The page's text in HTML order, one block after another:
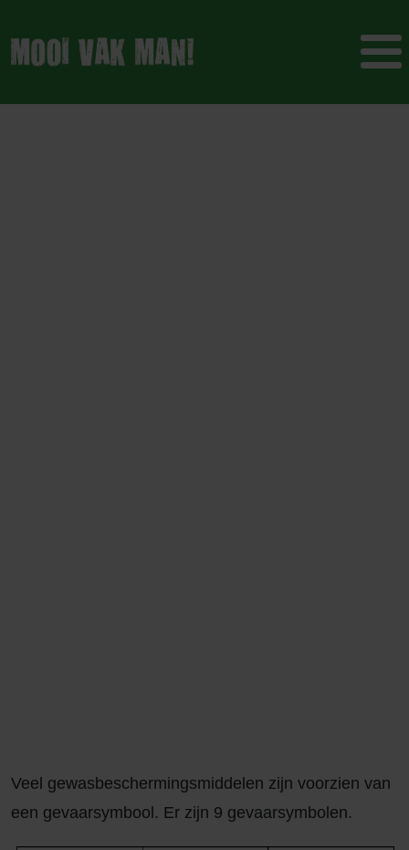
Veel gewasbeschermingsmiddelen zijn voorzien van
een gevaarsymbool. Er zijn 9 gevaarsymbolen.